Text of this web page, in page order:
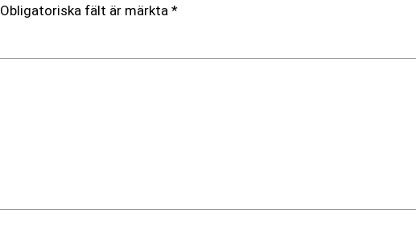
Obligatoriska fält är märkta *